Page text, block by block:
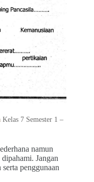
Kelas 7 Semester 1 –
namun
Jangan
penggunaan